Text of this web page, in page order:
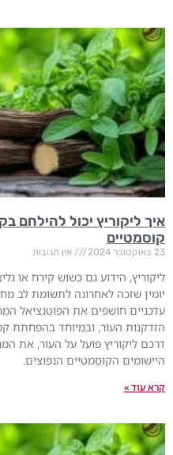
איך ליקוריץ יכול להילחם
קוסמטיים
23 באוקטובר 2024 אין תגובות
ליקוריץ, הידוע גם כשוש קירח או
יומין שזכה לאחרונה לתשומת לב
עדכניים חושפים את הפוטנציאל
הזדקנות העור, ובמיוחד בהפחתת
דרכם ליקוריץ פועל על העור, את
היישומים הקוסמטיים הנפוצים.
קרא עוד »